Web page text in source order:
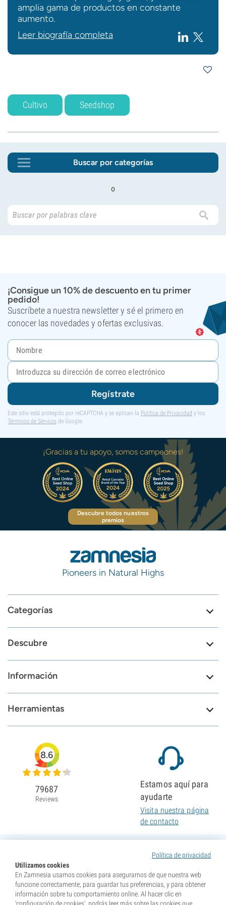
amplia gama de productos en constante
aumento.
Leer biografía completa
Cultivo Seedshop
Buscar por categorías
o
¡Consigue un 10% de descuento en tu primer
pedido!
Suscríbete a nuestra newsletter y sé el primero en
conocer las novedades y ofertas exclusivas.
Regístrate
Este sitio está protegido por reCAPTCHA y se aplican la Política de Privacidad y los
Términos de Servicio de Google.
¡Gracias a tu apoyo, somos campeones!
Descubre todos nuestros
premios
Pioneers in Natural Highs
Categorías
Descubre
Información
Herramientas
Política de privacidad
Utilizamos cookies
En Zamnesia usamos cookies para asegurarnos de que nuestra web
funcione correctamente, para guardar tus preferencias, y para obtener
información sobre tu comportamiento online. Al hacer clic en
8.6
79687
Reviews
Estamos aquí para
ayudarte
Visita nuestra página
de contacto